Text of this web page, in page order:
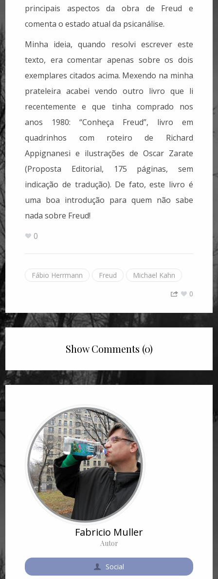
principais aspectos da obra de Freud e
comenta o estado atual da psicanálise.
Minha ideia, quando resolvi escrever este
texto, era comentar apenas sobre os dois
exemplares citados acima. Mexendo na minha
prateleira acabei vendo outro livro que li
recentemente e que tinha comprado nos
anos 1980: “Conheça Freud”, livro em
quadrinhos com roteiro de Richard
Appignanesi e ilustrações de Oscar Zarate
(Proposta Editorial, 175 páginas, sem
indicação de tradução). De fato, este livro é
uma boa introdução para quem não sabe
nada sobre Freud!
0
Fábio Herrmann Freud
Michael Kahn
0
Show Comments (0)
Fabricio Muller
Autor
Social